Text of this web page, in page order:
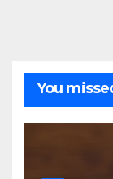
You